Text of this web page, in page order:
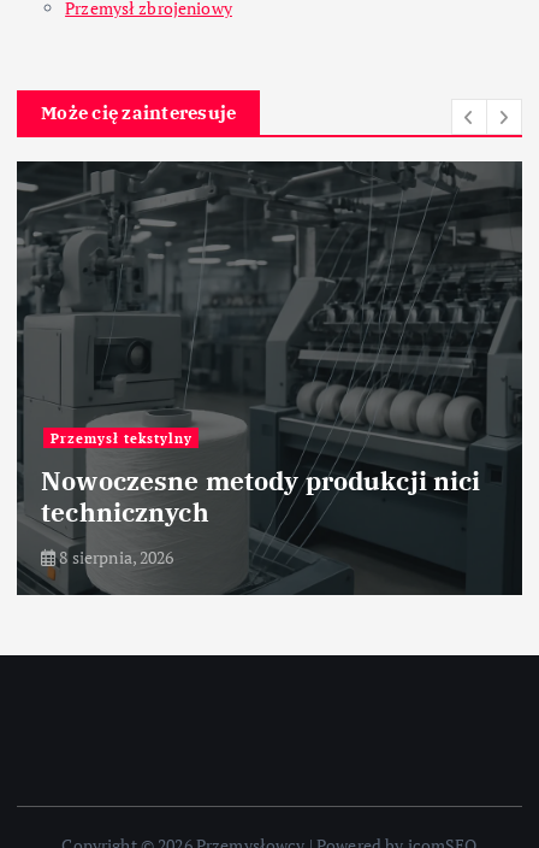
Przemysł zbrojeniowy
Może cię zainteresuje
Przemysł tekstylny
Nowoczesne metody produkcji nici
technicznych
8 sierpnia, 2026